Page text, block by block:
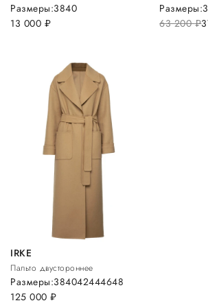
13 000 руб.
Размеры:3840
63 200руб.
Размеры:
IRKE
Пальто двустороннее
125 000 руб.
Размеры:384042444648